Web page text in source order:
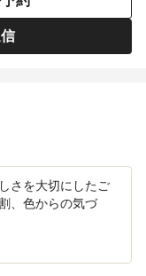
さを大切にしたご
、色からの気づ